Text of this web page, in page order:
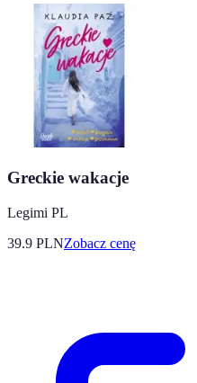
Greckie wakacje
Legimi PL
39.9 PLNZobacz cenę